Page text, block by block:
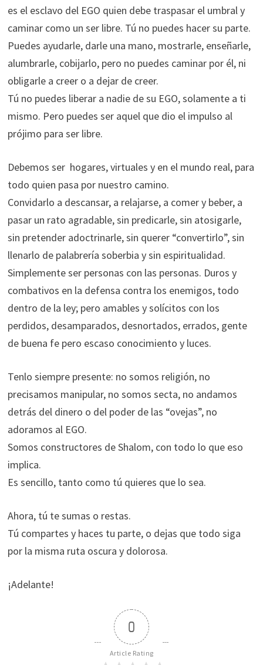
es el esclavo del EGO quien debe traspasar el umbral y
caminar como un ser libre. Tú no puedes hacer su parte.
Puedes ayudarle, darle una mano, mostrarle, enseñarle,
alumbrarle, cobijarlo, pero no puedes caminar por él, ni
obligarle a creer o a dejar de creer.
Tú no puedes liberar a nadie de su EGO, solamente a ti
mismo. Pero puedes ser aquel que dio el impulso al
prójimo para ser libre.
Debemos ser hogares, virtuales y en el mundo real, para
todo quien pasa por nuestro camino.
Convidarlo a descansar, a relajarse, a comer y beber, a
pasar un rato agradable, sin predicarle, sin atosigarle,
sin pretender adoctrinarle, sin querer “convertirlo”, sin
llenarlo de palabrería soberbia y sin espiritualidad.
Simplemente ser personas con las personas. Duros y
combativos en la defensa contra los enemigos, todo
dentro de la ley; pero amables y solícitos con los
perdidos, desamparados, desnortados, errados, gente
de buena fe pero escaso conocimiento y luces.
Tenlo siempre presente: no somos religión, no
precisamos manipular, no somos secta, no andamos
detrás del dinero o del poder de las “ovejas”, no
adoramos al EGO.
Somos constructores de Shalom, con todo lo que eso
implica.
Es sencillo, tanto como tú quieres que lo sea.
Ahora, tú te sumas o restas.
Tú compartes y haces tu parte, o dejas que todo siga
por la misma ruta oscura y dolorosa.
¡Adelante!
0
Article Rating